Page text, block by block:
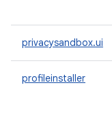
privacysandbox.ui
profileinstaller